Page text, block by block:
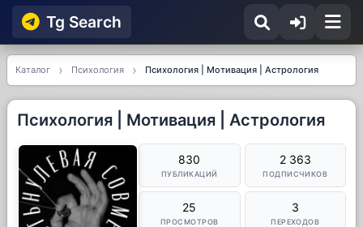
Tg Searсh
Каталог Психология Психология | Мотивация | Астрология
Психология | Мотивация | Астрология
830
ПУБЛИКАЦИЙ
2 363
ПОДПИСЧИКОВ
25
ПРОСМОТРОВ
3
ПЕРЕХОДОВ